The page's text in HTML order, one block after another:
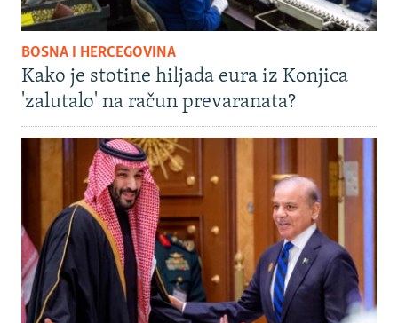
BOSNA I HERCEGOVINA
Kako je stotine hiljada eura iz Konjica
'zalutalo' na račun prevaranata?